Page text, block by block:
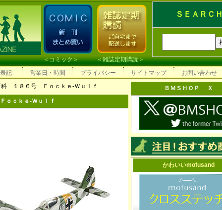
ＳＥＡＲＣＨ
＜コミック＞ ＜雑誌定期購読＞
記 営業日・時間 プライバシー サイトマップ お問い合わせ
科 １８６号 Ｆｏｃｋｅ-Ｗｕｌｆ
ｏｃｋｅ-Ｗｕｌｆ
ＢＭＳＨＯＰ Ｘ
かわいいmofusand